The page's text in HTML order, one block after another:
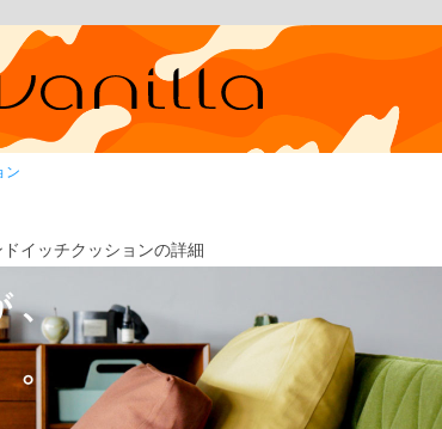
ン
イッチクッションの詳細